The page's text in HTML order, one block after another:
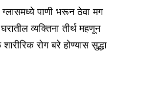
ग्लासमध्ये पाणी भरून ठेवा मग
व्यक्तिना तीर्थ महणून
रोग बरे होण्यास सुद्धा